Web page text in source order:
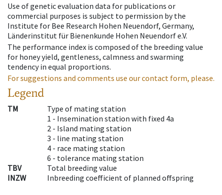
Use of genetic evaluation data for publications or
commercial purposes is subject to permission by the
Institute for Bee Research Hohen Neuendorf, Germany,
Länderinstitut für Bienenkunde Hohen Neuendorf e.V.
The performance index is composed of the breeding value
for honey yield, gentleness, calmness and swarming
tendency in equal proportions.
For suggestions and comments use our contact form, please.
Legend
TM
Type of mating station
1 - Insemination station with fixed 4a
2 - Island mating station
3 - line mating station
4 - race mating station
6 - tolerance mating station
TBV
Total breeding value
INZW
Inbreeding coefficient of planned offspring